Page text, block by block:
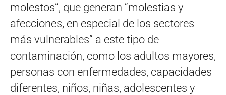
molestos”, que generan “molestias y
afecciones, en especial de los sectores
más vulnerables” a este tipo de
contaminación, como los adultos mayores,
personas con enfermedades, capacidades
diferentes, niños, niñas, adolescentes y